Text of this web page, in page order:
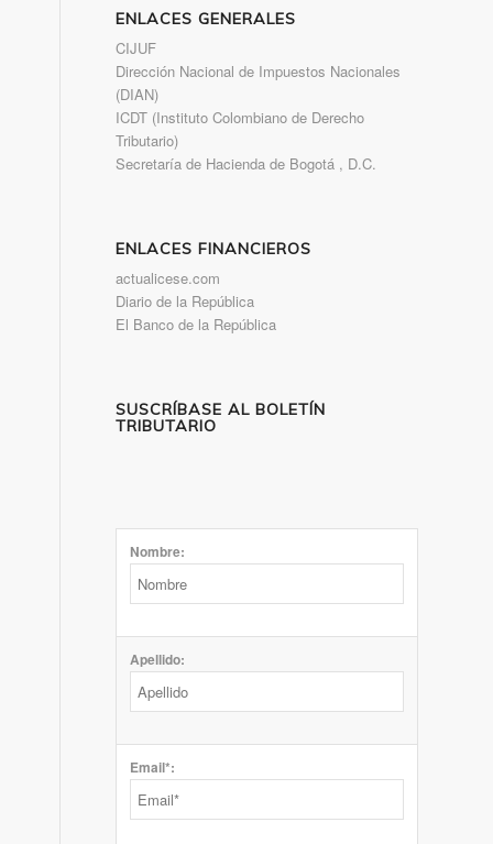
ENLACES GENERALES
CIJUF
Dirección Nacional de Impuestos Nacionales
(DIAN)
ICDT (Instituto Colombiano de Derecho
Tributario)
Secretaría de Hacienda de Bogotá , D.C.
ENLACES FINANCIEROS
actualicese.com
Diario de la República
El Banco de la República
SUSCRÍBASE AL BOLETÍN
TRIBUTARIO
Nombre:
Apellido:
Email*: